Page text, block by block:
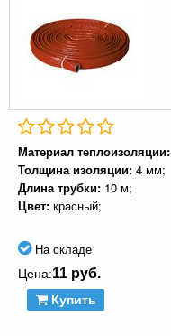
Материал теплоизоляции:
Толщина изоляции: 4 мм;
Длина трубки: 10 м;
Цвет: красный;
На складе
Цена:11 руб.
Купить